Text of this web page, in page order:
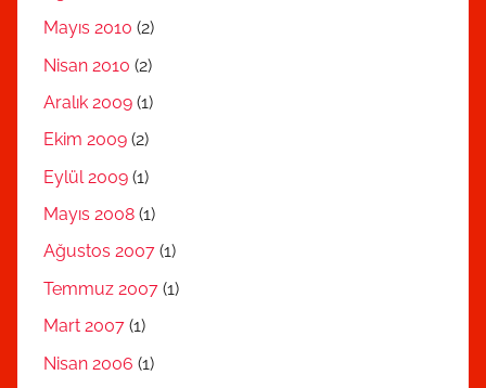
Mayıs 2010 (2)
Nisan 2010 (2)
Aralık 2009 (1)
Ekim 2009 (2)
Eylül 2009 (1)
Mayıs 2008 (1)
Ağustos 2007 (1)
Temmuz 2007 (1)
Mart 2007 (1)
Nisan 2006 (1)